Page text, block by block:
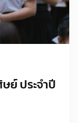
ย์ ประจำปี